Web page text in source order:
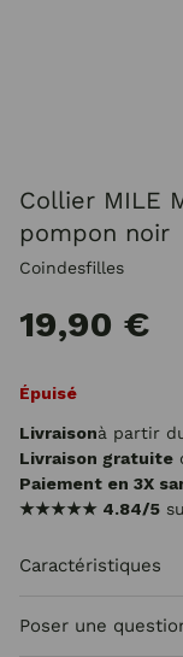
Collier MILE
pompon noir
Coindesfilles
19,90 €
Épuisé
Livraisonà partir
Livraison gratuite
Paiement en 3X
★★★★★ 4.84/5
Caractéristiques
Poser une